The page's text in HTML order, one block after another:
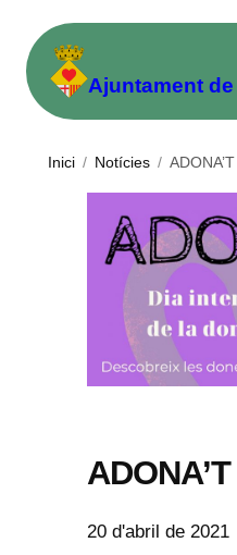
contingut Ajuntament
Inici / Notícies / ADONA’T
ADONA’T
20 d'abril de 2021